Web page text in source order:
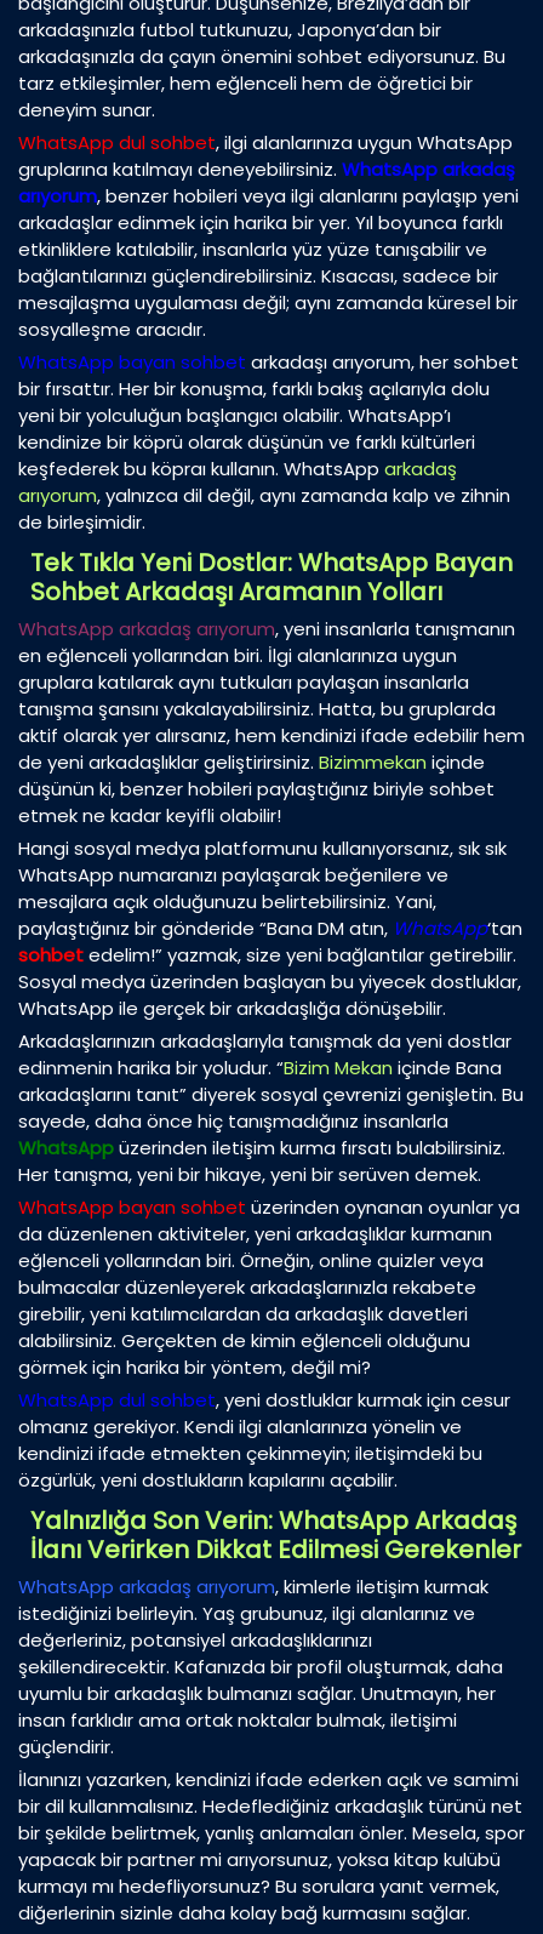
arkadaşınızla futbol tutkunuzu, Japonya’dan bir
arkadaşınızla da çayın önemini sohbet ediyorsunuz. Bu
tarz etkileşimler, hem eğlenceli hem de öğretici bir
deneyim sunar.
WhatsApp dul sohbet, ilgi alanlarınıza uygun WhatsApp
gruplarına katılmayı deneyebilirsiniz. WhatsApp arkadaş
arıyorum, benzer hobileri veya ilgi alanlarını paylaşıp yeni
arkadaşlar edinmek için harika bir yer. Yıl boyunca farklı
etkinliklere katılabilir, insanlarla yüz yüze tanışabilir ve
bağlantılarınızı güçlendirebilirsiniz. Kısacası, sadece bir
mesajlaşma uygulaması değil; aynı zamanda küresel bir
sosyalleşme aracıdır.
WhatsApp bayan sohbet arkadaşı arıyorum, her sohbet
bir fırsattır. Her bir konuşma, farklı bakış açılarıyla dolu
yeni bir yolculuğun başlangıcı olabilir. WhatsApp’ı
kendinize bir köprü olarak düşünün ve farklı kültürleri
keşfederek bu köpraı kullanın. WhatsApp arkadaş
arıyorum, yalnızca dil değil, aynı zamanda kalp ve zihnin
de birleşimidir.
Tek Tıkla Yeni Dostlar: WhatsApp Bayan
Sohbet Arkadaşı Aramanın Yolları
WhatsApp arkadaş arıyorum, yeni insanlarla tanışmanın
en eğlenceli yollarından biri. İlgi alanlarınıza uygun
gruplara katılarak aynı tutkuları paylaşan insanlarla
tanışma şansını yakalayabilirsiniz. Hatta, bu gruplarda
aktif olarak yer alırsanız, hem kendinizi ifade edebilir hem
de yeni arkadaşlıklar geliştirirsiniz. Bizimmekan içinde
düşünün ki, benzer hobileri paylaştığınız biriyle sohbet
etmek ne kadar keyifli olabilir!
Hangi sosyal medya platformunu kullanıyorsanız, sık sık
WhatsApp numaranızı paylaşarak beğenilere ve
mesajlara açık olduğunuzu belirtebilirsiniz. Yani,
paylaştığınız bir gönderide “Bana DM atın, WhatsApp‘tan
sohbetedelim!” yazmak, size yeni bağlantılar getirebilir.
Sosyal medya üzerinden başlayan bu yiyecek dostluklar,
WhatsApp ile gerçek bir arkadaşlığa dönüşebilir.
Arkadaşlarınızın arkadaşlarıyla tanışmak da yeni dostlar
edinmenin harika bir yoludur. “Bizim Mekan içinde Bana
arkadaşlarını tanıt” diyerek sosyal çevrenizi genişletin. Bu
sayede, daha önce hiç tanışmadığınız insanlarla
WhatsAppüzerinden iletişim kurma fırsatı bulabilirsiniz.
Her tanışma, yeni bir hikaye, yeni bir serüven demek.
WhatsApp bayan sohbet üzerinden oynanan oyunlar ya
da düzenlenen aktiviteler, yeni arkadaşlıklar kurmanın
eğlenceli yollarından biri. Örneğin, online quizler veya
bulmacalar düzenleyerek arkadaşlarınızla rekabete
girebilir, yeni katılımcılardan da arkadaşlık davetleri
alabilirsiniz. Gerçekten de kimin eğlenceli olduğunu
görmek için harika bir yöntem, değil mi?
WhatsApp dul sohbet, yeni dostluklar kurmak için cesur
olmanız gerekiyor. Kendi ilgi alanlarınıza yönelin ve
kendinizi ifade etmekten çekinmeyin; iletişimdeki bu
özgürlük, yeni dostlukların kapılarını açabilir.
Yalnızlığa Son Verin: WhatsApp Arkadaş
İlanı Verirken Dikkat Edilmesi Gerekenler
WhatsApp arkadaş arıyorum, kimlerle iletişim kurmak
istediğinizi belirleyin. Yaş grubunuz, ilgi alanlarınız ve
değerleriniz, potansiyel arkadaşlıklarınızı
şekillendirecektir. Kafanızda bir profil oluşturmak, daha
uyumlu bir arkadaşlık bulmanızı sağlar. Unutmayın, her
insan farklıdır ama ortak noktalar bulmak, iletişimi
güçlendirir.
İlanınızı yazarken, kendinizi ifade ederken açık ve samimi
bir dil kullanmalısınız. Hedeflediğiniz arkadaşlık türünü net
bir şekilde belirtmek, yanlış anlamaları önler. Mesela, spor
yapacak bir partner mi arıyorsunuz, yoksa kitap kulübü
kurmayı mı hedefliyorsunuz? Bu sorulara yanıt vermek,
diğerlerinin sizinle daha kolay bağ kurmasını sağlar.